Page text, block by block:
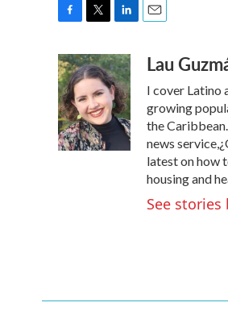
c
e
b
o
o
k
i
t
t
e
r
n
k
e
d
I
aLau
I cover Latino
growing
the
news
latest on how
housing and
See stories